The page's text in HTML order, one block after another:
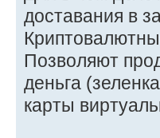
доставания в
Позволяют
деньга
карты